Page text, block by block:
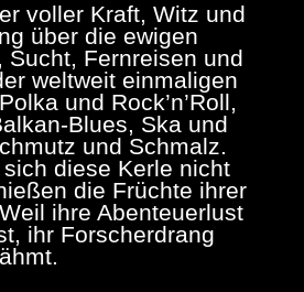
voller Kraft, Witz und
über die ewigen
Sucht, Fernreisen und
weltweit einmaligen
und Rock’n’Roll,
Blues, Ska und
und Schmalz.
diese Kerle nicht
die Früchte ihrer
ihre Abenteuerlust
ihr Forscherdrang